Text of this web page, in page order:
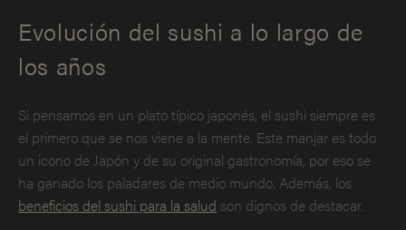
Evolución del sushi a lo largo de
los años
Si pensamos en un plato típico japonés, el sushi siempre es
el primero que se nos viene a la mente. Este manjar es todo
un icono de Japón y de su original gastronomía, por eso se
ha ganado los paladares de medio mundo. Además, los
beneficios del sushi para la salud son dignos de destacar.